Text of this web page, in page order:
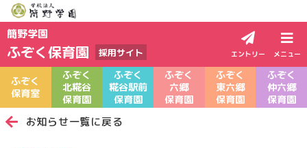
簡野学園
ふぞく保育園 採用サイト エントリー メニュー
ふぞく
保育室
ふぞく
北糀谷
保育園
ふぞく
糀谷駅前
保育園
ふぞく
六郷
保育園
ふぞく
東六郷
保育園
ふぞく
仲六郷
保育園
お知らせ一覧に戻る